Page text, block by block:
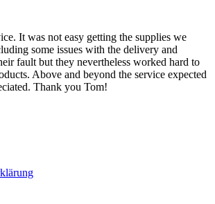
It was not easy getting the supplies we
some issues with the delivery and
fault but they nevertheless worked hard to
Above and beyond the service expected
Thank you Tom!